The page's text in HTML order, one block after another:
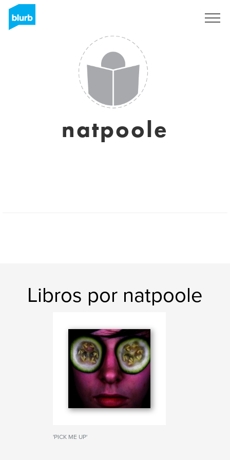
natpoole
Libros por natpoole
'PICK ME UP'